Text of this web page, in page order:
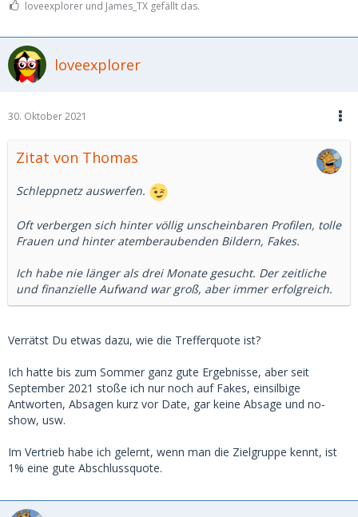
loveexplorer und James_TX gefällt das.
loveexplorer
30. Oktober 2021
Zitat von Thomas
Schleppnetz auswerfen.
Oft verbergen sich hinter völlig unscheinbaren Profilen, tolle
Frauen und hinter atemberaubenden Bildern, Fakes.
Ich habe nie länger als drei Monate gesucht. Der zeitliche
und finanzielle Aufwand war groß, aber immer erfolgreich.
Verrätst Du etwas dazu, wie die Trefferquote ist?
Ich hatte bis zum Sommer ganz gute Ergebnisse, aber seit
September 2021 stoße ich nur noch auf Fakes, einsilbige
Antworten, Absagen kurz vor Date, gar keine Absage und no-
show, usw.
Im Vertrieb habe ich gelernt, wenn man die Zielgruppe kennt, ist
1% eine gute Abschlussquote.